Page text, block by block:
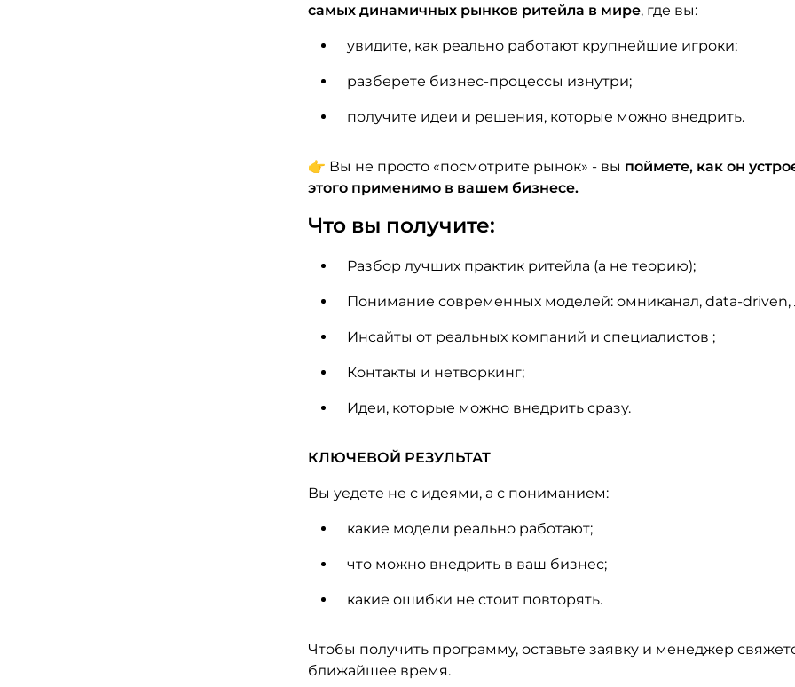
самых динамичных рынков ритейла в мире, где вы:
увидите, как реально работают крупнейшие игроки;
разберете бизнес-процессы изнутри;
получите идеи и решения, которые можно внедрить.
👉 Вы не просто «посмотрите рынок» - вы поймете, как он
этого применимо в вашем бизнесе.
Что вы получите:
Разбор лучших практик ритейла (а не теорию);
Понимание современных моделей: омниканал, data-driven,
Инсайты от реальных компаний и специалистов ;
Контакты и нетворкинг;
Идеи, которые можно внедрить сразу.
КЛЮЧЕВОЙ РЕЗУЛЬТАТ
Вы уедете не с идеями, а с пониманием:
какие модели реально работают;
что можно внедрить в ваш бизнес;
какие ошибки не стоит повторять.
Чтобы получить программу, оставьте заявку и менеджер
ближайшее время.